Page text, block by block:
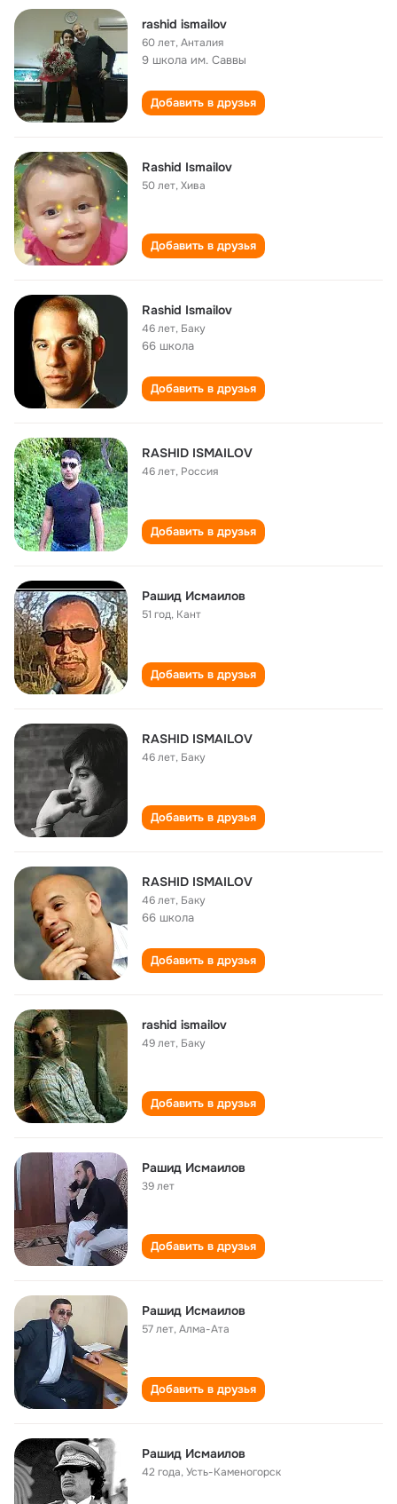
rashid ismailov
60 лет,Анталия
9 школа им. Саввы
Добавить в друзья
Rashid Ismailov
50 лет,Хива
Добавить в друзья
Rashid Ismailov
46 лет, Баку
66 школа
Добавить в друзья
RASHID ISMAILOV
46 лет, Россия
Добавить в друзья
Рашид Исмаилов
51 год, Кант
Добавить в друзья
RASHID ISMAILOV
46 лет, Баку
Добавить в друзья
RASHID ISMAILOV
46 лет, Баку
66 школа
Добавить в друзья
rashid ismailov
49 лет, Баку
Добавить в друзья
Рашид Исмаилов
39 лет
Добавить в друзья
Рашид Исмаилов
57 лет,Алма-Ата
Добавить в друзья
Рашид Исмаилов
42 года,Усть-Каменогорск